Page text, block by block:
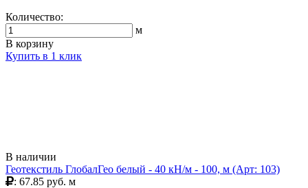
Количество:
м
В корзину
Купить в 1 клик
В наличии
Геотекстиль ГлобалГео белый - 40 кН/м - 100, м (Арт: 103)
: 67.85 руб. м